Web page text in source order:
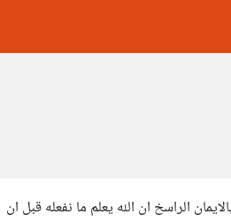
الراسخ ان الله يعلم ما نفعله قبل ان